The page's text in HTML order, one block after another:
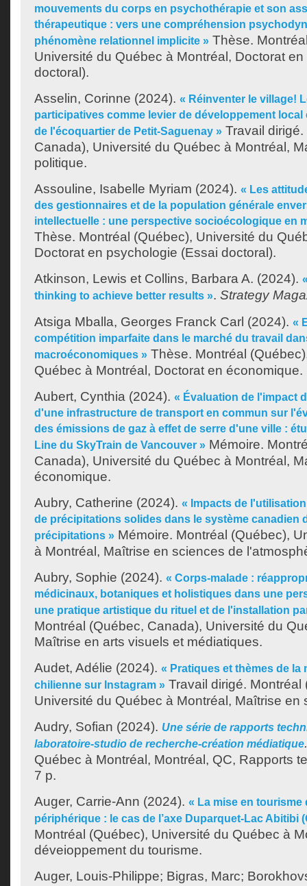
mouvements du corps en psychothérapie et son
thérapeutique : vers une compréhension
phénomène relationnel implicite » Thèse.
Université du Québec à Montréal, Doctorat
doctoral).
Asselin, Corinne (2024). « Réinventer le village!
participatives comme levier de développement local
de l'écoquartier de Petit-Saguenay » Travail
Canada), Université du Québec à Montréal,
politique.
Assouline, Isabelle Myriam (2024). « Les
des gestionnaires et de la population générale
intellectuelle : une perspective socioécologique en
Thèse. Montréal (Québec), Université du
Doctorat en psychologie (Essai doctoral).
Atkinson, Lewis et Collins, Barbara A. (2024).
thinking to achieve better results ». Strategy
Atsiga Mballa, Georges Franck Carl (2024). «
compétition imparfaite dans le marché du travail
macroéconomiques » Thèse. Montréal
Québec à Montréal, Doctorat en économique.
Aubert, Cynthia (2024). « Évaluation de l'impact
d'une infrastructure de transport en commun sur
des émissions de gaz à effet de serre d'une ville :
Line du SkyTrain de Vancouver » Mémoire.
Canada), Université du Québec à Montréal,
économique.
Aubry, Catherine (2024). « Impacts de
de précipitations solides dans le système canadien
précipitations » Mémoire. Montréal (Québec),
à Montréal, Maîtrise en sciences de
Aubry, Sophie (2024). « Corps-malade :
médicinaux, botaniques et holistiques dans une
une pratique artistique du rituel et de l'installation
Montréal (Québec, Canada), Université du
Maîtrise en arts visuels et médiatiques.
Audet, Adélie (2024). « Pratiques et thèmes de
chilienne sur Instagram » Travail dirigé.
Université du Québec à Montréal, Maîtrise en
Audry, Sofian (2024). Une série de rapports
laboratoire-studio de recherche-création médiatique.
Québec à Montréal, Montréal, QC, Rapports
7 p.
Auger, Carrie-Ann (2024). « La mise en
périphérique : le cas de l’axe Duparquet-Lac Abitibi
Montréal (Québec), Université du Québec à
déveioppement du tourisme.
Auger, Louis-Philippe; Bigras, Marc;